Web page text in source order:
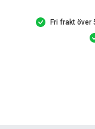
Fri frakt över